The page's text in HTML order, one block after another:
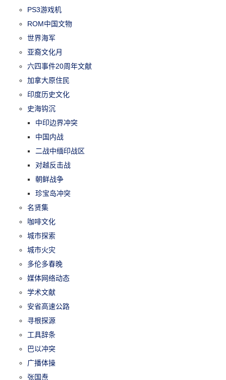
PS3游戏机
ROM中国文物
世界海军
亚裔文化月
六四事件20周年文献
加拿大原住民
印度历史文化
史海钩沉
中印边界冲突
中国内战
二战中缅印战区
对越反击战
朝鲜战争
珍宝岛冲突
名贤集
咖啡文化
城市探索
城市火灾
多伦多春晚
媒体网络动态
学术文献
安省高速公路
寻根探源
工具辞条
巴以冲突
广播体操
张国焘